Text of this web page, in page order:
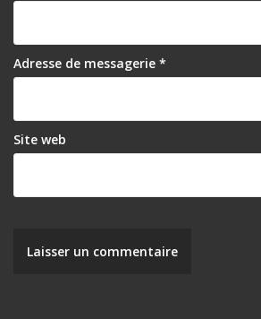
Adresse de messagerie *
Site web